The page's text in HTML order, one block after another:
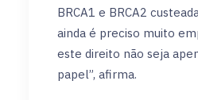
BRCA1 e BRCA2
ainda é preciso muito
este direito não seja
papel”, afirma.